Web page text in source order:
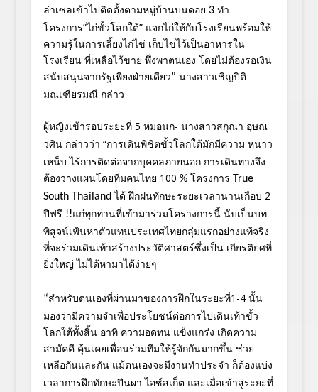
ล่าเซลเข้าไปติดตั้งตามหมู่บ้านบนดอย 3 ทำ
โครงการ”ไก่ขั้วโลกใต้” แจกไก่ให้กับโรงเรียนพร้อมให้
ความรู้ในการเลี้ยงไก่ไข่ เก็บไข่ไว้เป็นอาหารใน
โรงเรียน ที่เหลือไว้ขาย พึ่งพาตนเอง โดยไม่ต้องรอเงิน
สนับสนุนจากรัฐเพียงฝ่ายเดียว” นางสาวเชิญปิติ
มณเฑียรมณี กล่าว
ผู้หญิงเข้ารอบระยะที่ 5 หมอนก- นางสาวสกุณา อุษณ
วศิน กล่าวว่า “การเดินพิชิตขั้วโลกใต้มักมีความ หนาว
เหน็บ ไร้การติดต่อจากบุคคลภายนอก การเดินทางจึง
ต้องวางแผนโดยทีมคนไทย 100 %โครงการ True
South Thailandได้ ฝึกฝนทักษะระยะเวลานานเกือบ 2
ปีฟรี !!แก่ทุกท่านที่เข้ามาร่วมโครางการนี้ นับเป็นบท
พิสูจน์เฟ้นหาตัวแทนประเทศไทยกลุ่มแรกอย่างแท้จริง
ที่จะร่วมเดินเท้าสร้างประวัติศาสตร์ซึ่งเป็น เกียรติยศที่
ยิ่งใหญ่ ไม่ได้หามาได้ง่ายๆ
“สำหรับตนเองที่ผ่านมาของการฝึกในระยะที่1-4 นั้น
มองว่ามีความจำเพื่อประโยชน์ต่อการไปเดินเท้าขั้ว
โลกใต้ทั้งสิ้น อาทิ ความอดทน แข็งแกร่ง เกิดความ
สามัคคี คุ้นเคยเพื่อนร่วมทีมให้รู้จักกันมากขึ้น ช่วย
เหลือกันและกัน แม้ตนเองจะมีงานทำประจำ ก็ต้องแบ่ง
เวลาการฝึกทักษะปีนผา ไอซ์สเก็ต และเมื่อเข้าสู่ระยะที่